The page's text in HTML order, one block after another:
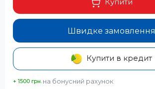
Швидке замовлення
Купити
Купити в кредит
+ 1500 грн. на бонусний рахунок